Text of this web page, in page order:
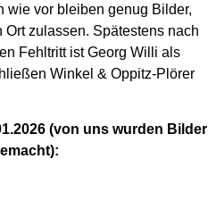
wie vor bleiben genug Bilder,
zulassen. Spätestens nach
Fehltritt ist Georg Willi als
Winkel & Oppitz-Plörer
(von uns wurden Bilder